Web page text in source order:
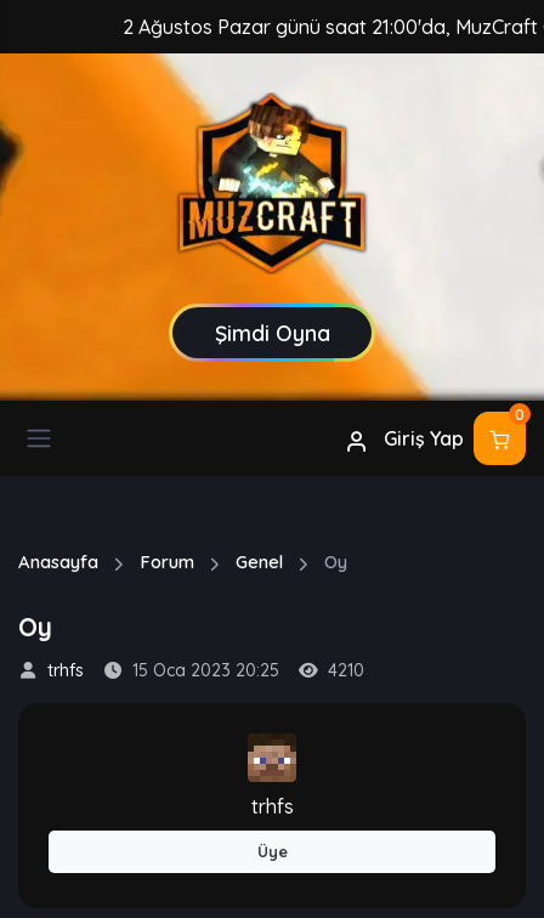
2 Ağustos Pazar günü saat 21:00'da, MuzCraft
Şimdi Oyna
Giriş Yap
0
Anasayfa Forum Genel Oy
Oy
trhfs 15 Oca 2023 20:25 4210
trhfs
Üye